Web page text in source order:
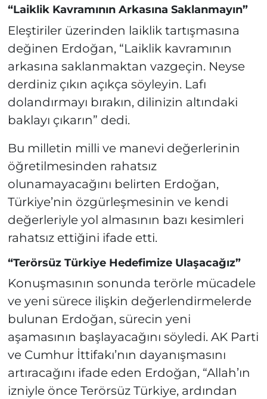
“Laiklik Kavramının Arkasına Saklanmayın”
Eleştiriler üzerinden laiklik tartışmasına
değinen Erdoğan, “Laiklik kavramının
arkasına saklanmaktan vazgeçin. Neyse
derdiniz çıkın açıkça söyleyin. Lafı
dolandırmayı bırakın, dilinizin altındaki
baklayı çıkarın” dedi.
Bu milletin milli ve manevi değerlerinin
öğretilmesinden rahatsız
olunamayacağını belirten Erdoğan,
Türkiye’nin özgürleşmesinin ve kendi
değerleriyle yol almasının bazı kesimleri
rahatsız ettiğini ifade etti.
“Terörsüz Türkiye Hedefimize Ulaşacağız”
Konuşmasının sonunda terörle mücadele
ve yeni sürece ilişkin değerlendirmelerde
bulunan Erdoğan, sürecin yeni
aşamasının başlayacağını söyledi. AK Parti
ve Cumhur İttifakı’nın dayanışmasını
artıracağını ifade eden Erdoğan, “Allah’ın
izniyle önce Terörsüz Türkiye, ardından